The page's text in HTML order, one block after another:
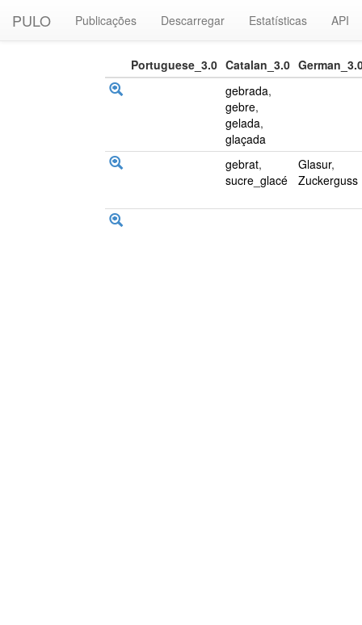
PULO Publicações Descarregar Estatísticas API
Portuguese_3.0 Catalan_3.0
gebrada,
gebre,
gelada,
glaçada
gebrat,
sucre_glacé
Glasur,
Zuckerguss